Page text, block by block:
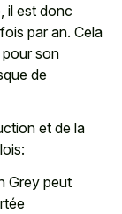
il est donc
par an. Cela
pour son
de
et de la
Grey peut